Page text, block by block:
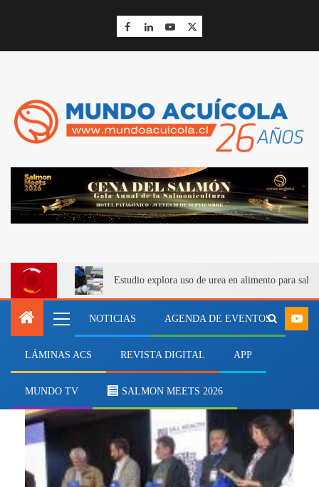
Estudio explora uso de urea en alimento para
NOTICIAS AGENDA DE EVENTOS
LÁMINAS ACS REVISTA DIGITAL APP
MUNDO TV SALMON MEETS 2026
MEVEA Chile